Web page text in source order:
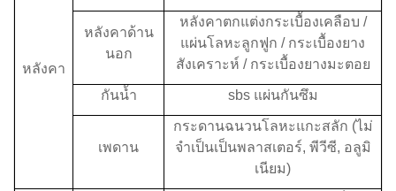
หลังคา
หลังคาด้าน
นอก
หลังคาตกแต่งกระเบื้องเคลือบ /
แผ่นโลหะลูกฟูก / กระเบื้องยาง
สังเคราะห์ / กระเบื้องยางมะตอย
กันน้ำ sbs แผ่นกันซึม
เพดาน
กระดานฉนวนโลหะแกะสลัก (ไม่
จำเป็นเป็นพลาสเตอร์, พีวีซี, อลูมิ
เนียม)